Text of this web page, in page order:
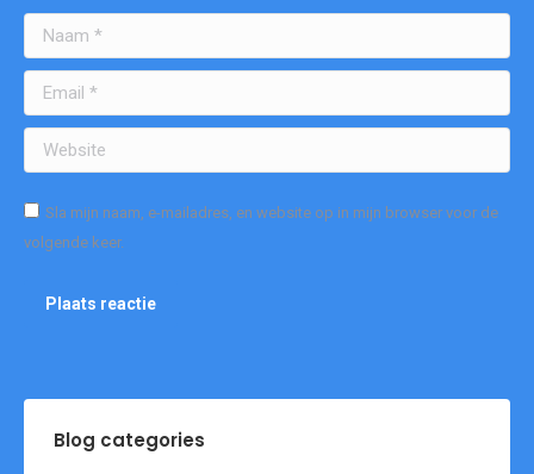
Naam *
Email *
Website
Sla mijn naam, e-mailadres, en website op in mijn browser voor de
volgende keer.
Plaats reactie
Blog categories